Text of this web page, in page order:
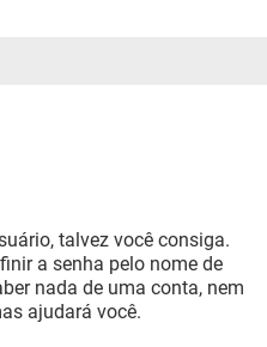
talvez você consiga.
a senha pelo nome de
nada de uma conta, nem
ajudará você.